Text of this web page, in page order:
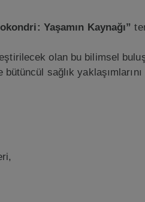
Yaşamın Kaynağı”
olan bu bilimsel
sağlık yaklaşımlarını